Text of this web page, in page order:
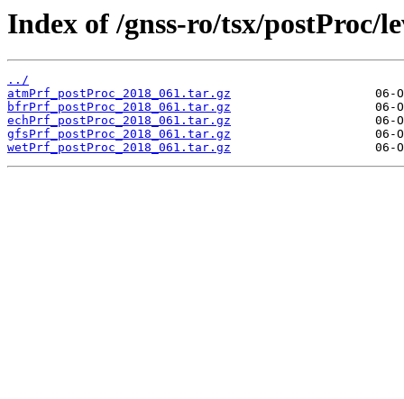
Index of /gnss-ro/tsx/postProc/
../
atmPrf_postProc_2018_061.tar.gz
bfrPrf_postProc_2018_061.tar.gz
echPrf_postProc_2018_061.tar.gz
gfsPrf_postProc_2018_061.tar.gz
wetPrf_postProc_2018_061.tar.gz